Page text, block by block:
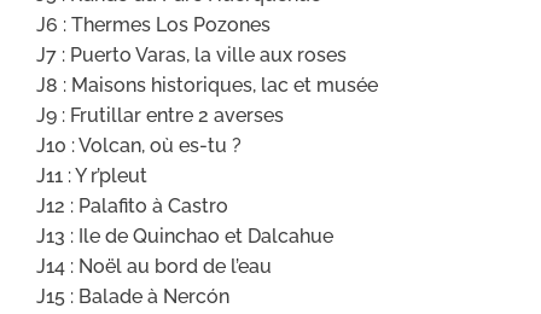
J6 : Thermes Los Pozones
J7 : Puerto Varas, la ville aux roses
J8 : Maisons historiques, lac et musée
J9 : Frutillar entre 2 averses
J10 : Volcan, où es-tu ?
J11 : Y r’pleut
J12 : Palafito à Castro
J13 : Ile de Quinchao et Dalcahue
J14 : Noël au bord de l’eau
J15 : Balade à Nercón